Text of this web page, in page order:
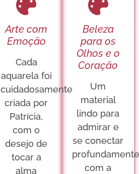
Arte com
Emoção
Cada
aquarela foi
cuidadosamente
criada por
Patrícia,
com o
desejo de
tocar a
alma
Beleza
para os
Olhos e o
Coração
Um
material
lindo para
admirar e
se conectar
com a